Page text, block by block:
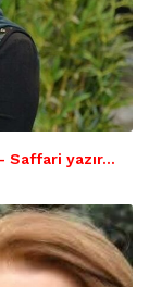
- Saffari yazır…